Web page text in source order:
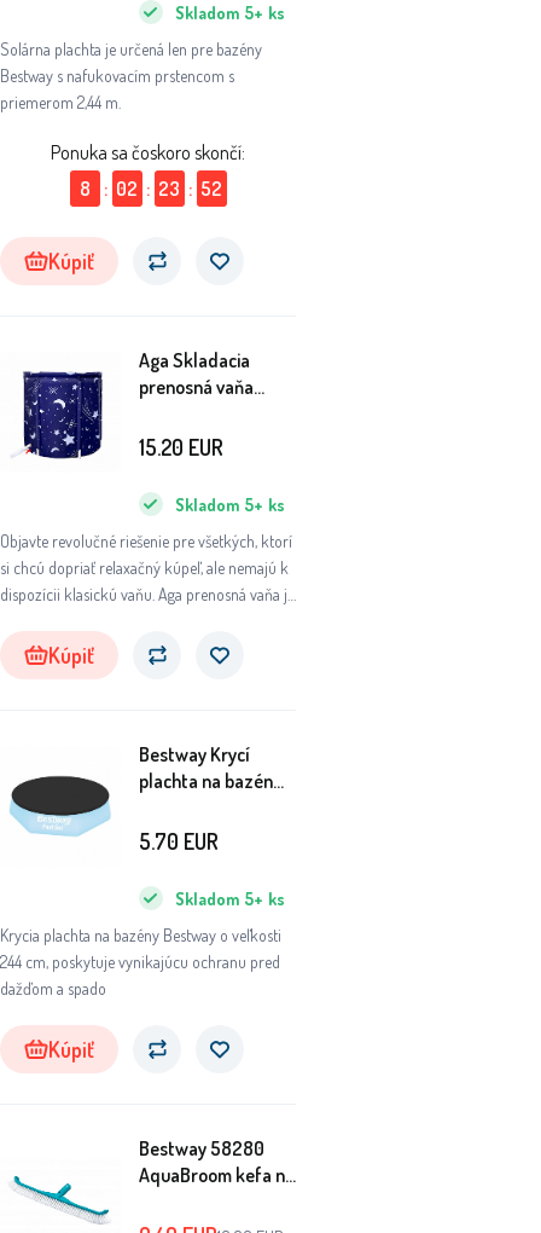
Solárna plachta je určená len pre bazény
Bestway s nafukovacím prstencom s
priemerom 2,44 m.
Skladom 5+ ks
Ponuka sa čoskoro skončí:
8
: 02 : 23 : 51
Kúpiť
Aga Skladacia
prenosná vaňa
Objavte revolučné riešenie pre všetkých, ktorí
si chcú dopriať relaxačný kúpeľ, ale nemajú k
dispozícii klasickú vaňu. Aga prenosná vaňa je
sprchový kút alebo ich vaňa je momentálne
mimo prevádzky.
Skladom 5+ ks
15.20 EUR
Kúpiť
Bestway Krycí
plachta na bazén
Krycia plachta na bazény Bestway o veľkosti
244 cm, poskytuje vynikajúcu ochranu pred
dažďom a spado
Skladom 5+ ks
5.70 EUR
Kúpiť
Bestway 58280
AquaBroom kefa na
50,5 cm